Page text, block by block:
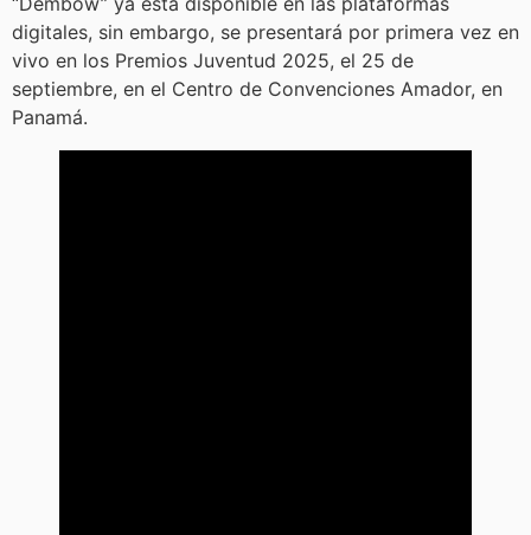
digitales, sin embargo, se presentará por primera vez en
vivo en los Premios Juventud 2025, el 25 de
septiembre, en el Centro de Convenciones Amador, en
Panamá.